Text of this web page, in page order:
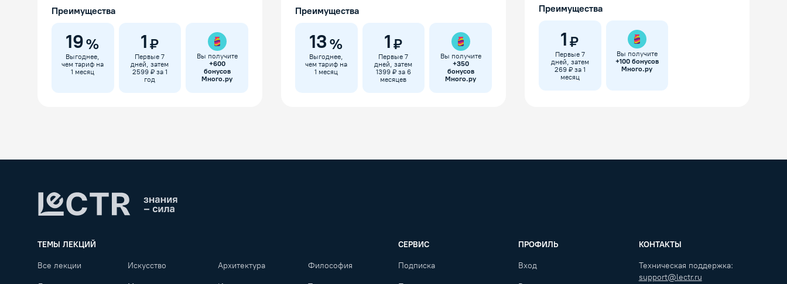
Преимущества
19%
Выгоднее,
чем тариф на
1 месяц
1 ₽
Первые 7
дней, затем
2599 ₽ за 1
год
Вы получите
+600
бонусов
Много.ру
Преимущества
13 %
Выгоднее,
чем тариф на
1 месяц
1 ₽
Первые 7
дней, затем
1399 ₽ за 6
месяцев
Вы получите
+350
бонусов
Много.ру
Преимущества
1 ₽
Первые 7
дней, затем
269 ₽ за 1
месяц
Вы получите
+100бонусов
Много.ру
ТЕМЫ ЛЕКЦИЙ
Все лекции Искусство Архитектура Философия
СЕРВИС
Подписка
ПРОФИЛЬ
Вход
КОНТАКТЫ
Техническая поддержка:
support@lectr.ru